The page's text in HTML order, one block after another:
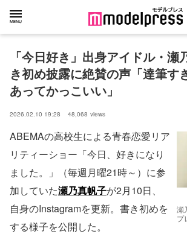
「今日好き」出身アイドル・瀬
き初め披露に絶賛の声「達筆す
あってかっこいい」
2026.02.10 19:28 48,068 views
瀬
プ
ABEMAの高校生による青春恋愛リア
リティーショー「今日、好きになり
ました。」（毎週月曜21時～）に参
加していた瀬乃真帆子が2月10日、
自身のInstagramを更新。書き初めを
する様子を公開した。